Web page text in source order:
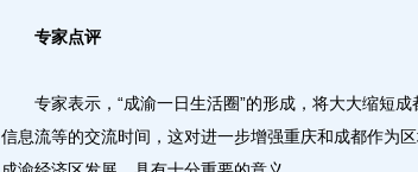
专家点评
专家表示，“成渝一日生活圈”的形成，将大大缩短成
信息流等的交流时间，这对进一步增强重庆和成都作为